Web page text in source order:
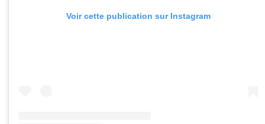
Voir cette publication sur Instagram